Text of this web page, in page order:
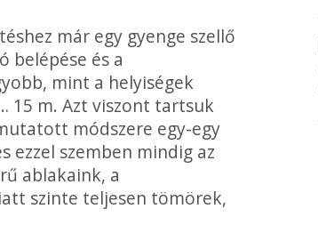
már egy gyenge szellő
belépése és a
mint a helyi­ségek
15 m. Azt viszont tartsuk
módszere egy-egy
ezzel szemben mindig az
ablakaink, a
szinte teljesen tö­mörek,